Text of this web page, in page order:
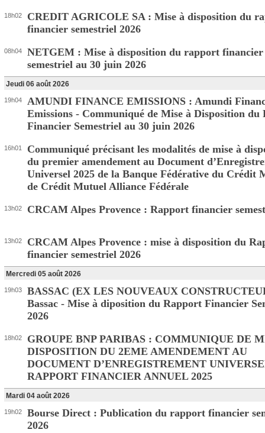
18h02
CREDIT AGRICOLE SA : Mise à disposition du
financier semestriel 2026
08h04
NETGEM : Mise à disposition du rapport financier
semestriel au 30 juin 2026
Jeudi 06 août 2026
19h04
AMUNDI FINANCE EMISSIONS : Amundi
Emissions - Communiqué de Mise à Disposition du
Financier Semestriel au 30 juin 2026
16h01
Communiqué précisant les modalités de mise à
du premier amendement au Document
Universel 2025 de la Banque Fédérative du Crédit
de Crédit Mutuel Alliance Fédérale
13h02 CRCAM Alpes Provence : Rapport financier
13h02
CRCAM Alpes Provence : mise à disposition du
financier semestriel 2026
Mercredi 05 août 2026
19h03
BASSAC (EX LES NOUVEAUX
Bassac - Mise à diposition du Rapport Financier
2026
18h02
GROUPE BNP PARIBAS : COMMUNIQUE DE
DISPOSITION DU 2EME AMENDEMENT AU
DOCUMENT D’ENREGISTREMENT
RAPPORT FINANCIER ANNUEL 2025
Mardi 04 août 2026
19h02
Bourse Direct : Publication du rapport financier
2026